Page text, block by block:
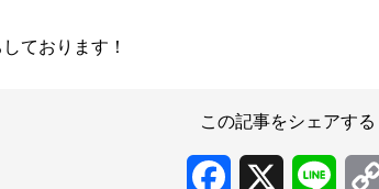
ております！
この記事をシェアする
Facebook Line